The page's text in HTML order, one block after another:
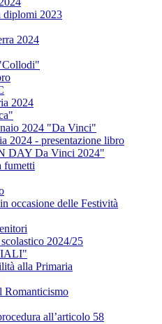
diplomi 2023
2024
2024
2024 "Da Vinci"
2024 - presentazione libro
DAY Da Vinci 2024"
fumetti
occasione delle Festività
2024/25
alla Primaria
Romanticismo
all’articolo 58